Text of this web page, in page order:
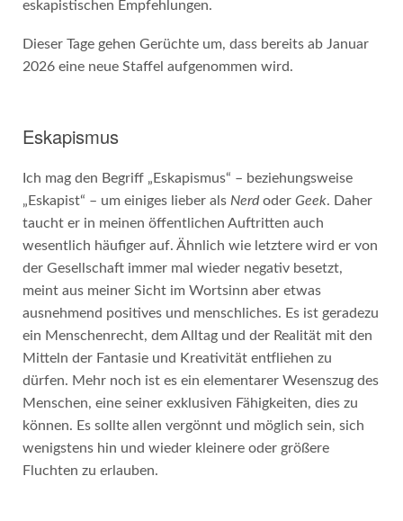
eskapistischen Empfehlungen.
Dieser Tage gehen Gerüchte um, dass bereits ab Januar
2026 eine neue Staffel aufgenommen wird.
Eskapismus
Ich mag den Begriff „Eskapismus“ – beziehungsweise
„Eskapist“ – um einiges lieber als Nerdoder Geek. Daher
taucht er in meinen öffentlichen Auftritten auch
wesentlich häufiger auf. Ähnlich wie letztere wird er von
der Gesellschaft immer mal wieder negativ besetzt,
meint aus meiner Sicht im Wortsinn aber etwas
ausnehmend positives und menschliches. Es ist geradezu
ein Menschenrecht, dem Alltag und der Realität mit den
Mitteln der Fantasie und Kreativität entfliehen zu
dürfen. Mehr noch ist es ein elementarer Wesenszug des
Menschen, eine seiner exklusiven Fähigkeiten, dies zu
können. Es sollte allen vergönnt und möglich sein, sich
wenigstens hin und wieder kleinere oder größere
Fluchten zu erlauben.